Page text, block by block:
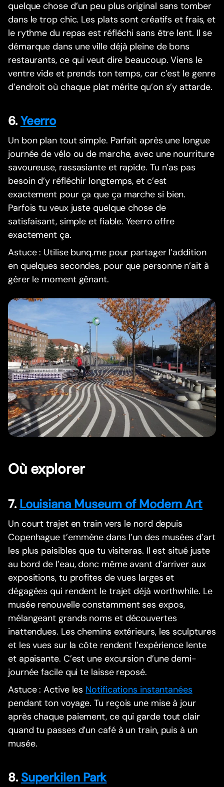
quelque chose d’un peu plus original sans tomber
dans le trop chic. Les plats sont créatifs et frais, et
le rythme du repas est réfléchi sans être lent. Il se
démarque dans une ville déjà pleine de bons
restaurants, ce qui veut dire beaucoup. Viens le
ventre vide et prends ton temps, car c’est le genre
d’endroit où chaque plat mérite qu’on s’y attarde.
6.Yeerro
Un bon plan tout simple. Parfait après une longue
journée de vélo ou de marche, avec une nourriture
savoureuse, rassasiante et rapide. Tu n’as pas
besoin d’y réfléchir longtemps, et c’est
exactement pour ça que ça marche si bien.
Parfois tu veux juste quelque chose de
satisfaisant, simple et fiable. Yeerro offre
exactement ça.
Astuce : Utilise bunq.me pour partager l’addition
en quelques secondes, pour que personne n’ait à
gérer le moment gênant.
Où explorer
7. Louisiana Museum of Modern Art
Un court trajet en train vers le nord depuis
Copenhague t’emmène dans l’un des musées d’art
les plus paisibles que tu visiteras. Il est situé juste
au bord de l’eau, donc même avant d’arriver aux
expositions, tu profites de vues larges et
dégagées qui rendent le trajet déjà worthwhile. Le
musée renouvelle constamment ses expos,
mélangeant grands noms et découvertes
inattendues. Les chemins extérieurs, les sculptures
et les vues sur la côte rendent l’expérience lente
et apaisante. C’est une excursion d’une demi-
journée facile qui te laisse reposé.
Astuce : Active les Notifications instantanées
pendant ton voyage. Tu reçois une mise à jour
après chaque paiement, ce qui garde tout clair
quand tu passes d’un café à un train, puis à un
musée.
8. Superkilen Park